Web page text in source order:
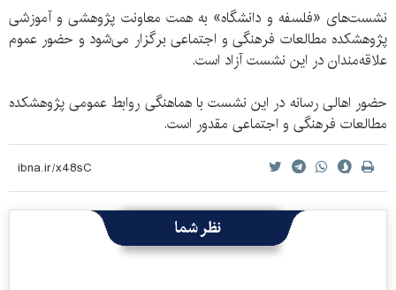
نشست‌های «فلسفه و دانشگاه» به همت معاونت پژوهشی و آموزشی
پژوهشکده مطالعات فرهنگی و اجتماعی برگزار می‌شود و حضور عموم
علاقه‌مندان در این نشست آزاد است.
حضور اهالی رسانه در این نشست با هماهنگی روابط عمومی پژوهشکده
مطالعات فرهنگی و اجتماعی مقدور است.
نظر شما